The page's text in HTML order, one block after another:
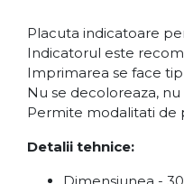
Placuta indicatoare
Indicatorul este
Imprimarea se face
Nu se decoloreaza, nu
Permite modalitati de
Detalii tehnice: